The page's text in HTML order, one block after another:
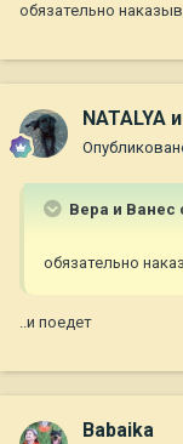
обязательно
NATALYA
Вера и Ванес
обязательно
..и поедет
Babaika